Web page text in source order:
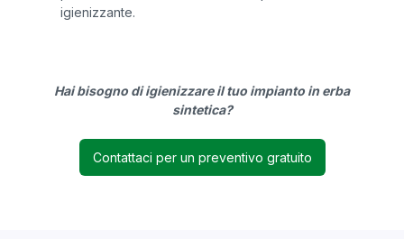
igienizzante.
Hai bisogno di igienizzare il tuo impianto in erba
sintetica?
Contattaci per un preventivo gratuito